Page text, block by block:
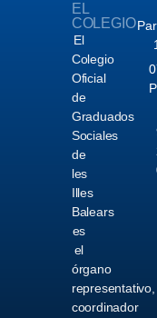
EL
COLEGIO
El
Colegio
Oficial
de
Graduados
Sociales
de
les
Illes
Balears
es
el
órgano
representativo,
coordinador